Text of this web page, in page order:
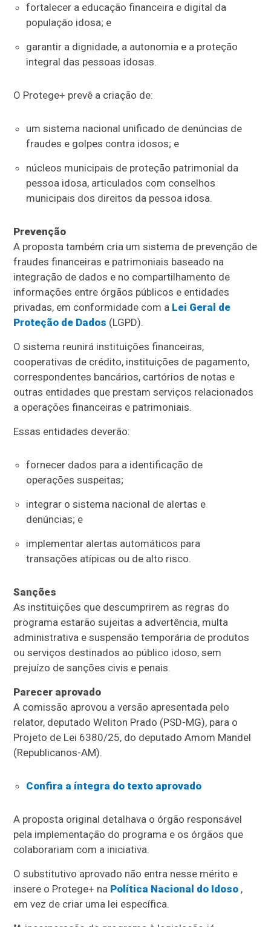
fortalecer a educação financeira e digital da
população idosa; e
garantir a dignidade, a autonomia e a proteção
integral das pessoas idosas.
O Protege+ prevê a criação de:
um sistema nacional unificado de denúncias de
fraudes e golpes contra idosos; e
núcleos municipais de proteção patrimonial da
pessoa idosa, articulados com conselhos
municipais dos direitos da pessoa idosa.
Prevenção
A proposta também cria um sistema de prevenção de
fraudes financeiras e patrimoniais baseado na
integração de dados e no compartilhamento de
informações entre órgãos públicos e entidades
privadas, em conformidade com a Lei Geral de
Proteção de Dados (LGPD).
O sistema reunirá instituições financeiras,
cooperativas de crédito, instituições de pagamento,
correspondentes bancários, cartórios de notas e
outras entidades que prestam serviços relacionados
a operações financeiras e patrimoniais.
Essas entidades deverão:
fornecer dados para a identificação de
operações suspeitas;
integrar o sistema nacional de alertas e
denúncias; e
implementar alertas automáticos para
transações atípicas ou de alto risco.
Sanções
As instituições que descumprirem as regras do
programa estarão sujeitas a advertência, multa
administrativa e suspensão temporária de produtos
ou serviços destinados ao público idoso, sem
prejuízo de sanções civis e penais.
Parecer aprovado
A comissão aprovou a versão apresentada pelo
relator, deputado Weliton Prado (PSD-MG), para o
Projeto de Lei 6380/25, do deputado Amom Mandel
(Republicanos-AM).
Confira a íntegra do texto aprovado
A proposta original detalhava o órgão responsável
pela implementação do programa e os órgãos que
colaborariam com a iniciativa.
Osubstitutivo aprovado não entra nesse mérito e
insere o Protege+ na Política Nacional do Idoso ,
em vez de criar uma lei específica.